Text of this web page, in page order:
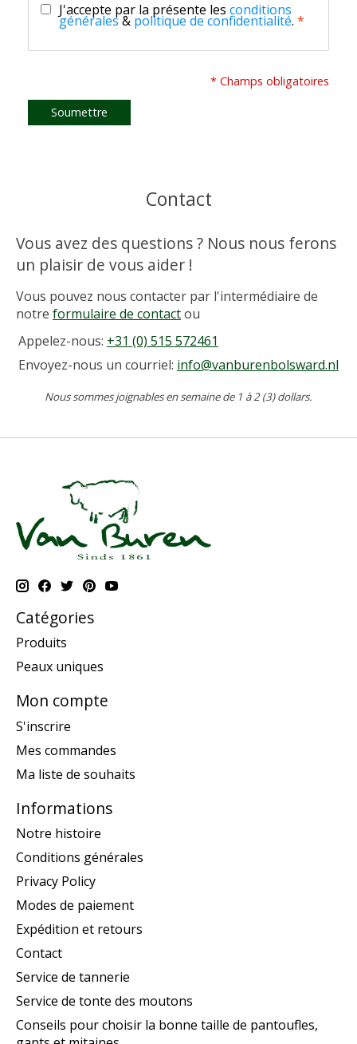
J'accepte par la présente les conditions
générales & politique de confidentialité. *
* Champs obligatoires
Soumettre
Contact
Vous avez des questions ? Nous nous ferons
un plaisir de vous aider !
Vous pouvez nous contacter par l'intermédiaire de
notre formulaire de contactou
Appelez-nous: +31 (0) 515 572461
Envoyez-nous un courriel: info@vanburenbolsward.nl
Nous sommes joignables en semaine de 1 à 2 (3) dollars.
Catégories
Produits
Peaux uniques
Mon compte
S'inscrire
Mes commandes
Ma liste de souhaits
Informations
Notre histoire
Conditions générales
Privacy Policy
Modes de paiement
Expédition et retours
Contact
Service de tannerie
Service de tonte des moutons
Conseils pour choisir la bonne taille de pantoufles,